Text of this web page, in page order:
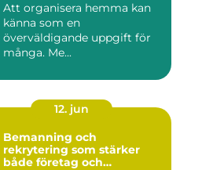
Att organisera hemma kan
känna som en
överväldigande uppgift för
många. Me...
12. jun
Bemanning och
rekrytering som stärker
både företag och